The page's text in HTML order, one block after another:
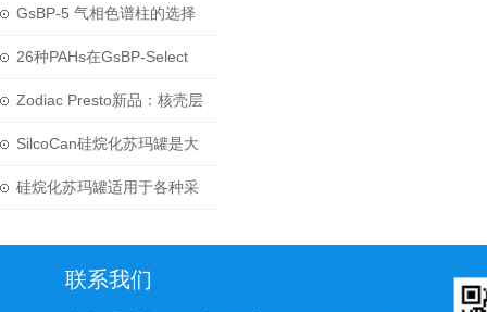
牌
GsBP-5 气相色谱柱的选择
与处理方式
26种PAHs在GsBP-Select
PAH色谱柱上的测试
Zodiac Presto新品：核壳层
色谱解决方案
SilcoCan硅烷化苏玛罐是大
气监测中的必需设备
硅烷化苏玛罐适用于各种采
联系我们